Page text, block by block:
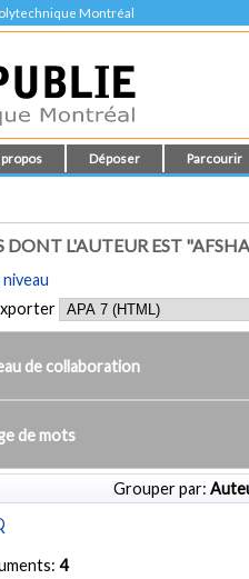
Montréal
propos Déposer Parcourir
L'AUTEUR EST
de collaboration
de mots
Grouper par:
4